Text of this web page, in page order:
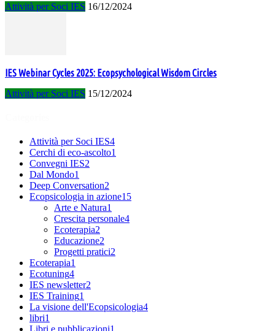
Attività per Soci IES 16/12/2024
IES Webinar Cycles 2025: Ecopsychological Wisdom Circles
Attività per Soci IES 15/12/2024
Attività per Soci IES4
Cerchi di eco-ascolto1
Convegni IES2
Dal Mondo1
Deep Conversation2
Ecopsicologia in azione15
Arte e Natura1
Crescita personale4
Ecoterapia2
Educazione2
Progetti pratici2
Ecoterapia1
Ecotuning4
IES newsletter2
IES Training1
La visione dell'Ecopsicologia4
libri1